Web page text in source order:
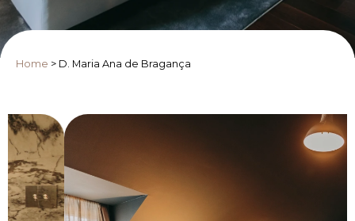
Home > D. Maria Ana de Bragança